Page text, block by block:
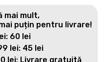
mai mult,
puțin pentru livrare!
60 lei
lei: 45 lei
lei: Livrare gratuită